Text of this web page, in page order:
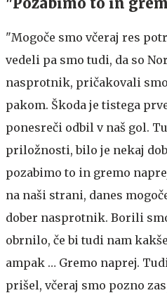
"Mogoče smo včeraj res
vedeli pa smo tudi, da so
nasprotnik, pričakovali
pakom. Škoda je tistega
ponesreči odbil v naš gol.
priložnosti, bilo je nekaj
pozabimo to in gremo
na naši strani, danes
dober nasprotnik. Borili
obrnilo, če bi tudi nam
ampak … Gremo naprej.
prišel, včeraj smo pozno